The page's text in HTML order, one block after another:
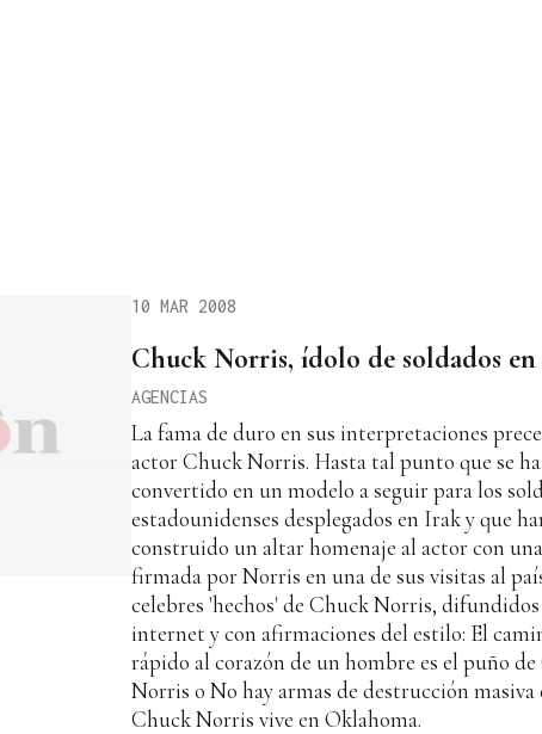
10 MAR 2008
Chuck Norris, ídolo de soldados
AGENCIAS
La fama de duro en sus interpretaciones
actor Chuck Norris. Hasta tal punto que se ha
convertido en un modelo a seguir para los
estadounidenses desplegados en Irak y que
construido un altar homenaje al actor con
firmada por Norris en una de sus visitas al
celebres 'hechos' de Chuck Norris,
internet y con afirmaciones del estilo: El
rápido al corazón de un hombre es el puño
Norris o No hay armas de destrucción
Chuck Norris vive en Oklahoma.